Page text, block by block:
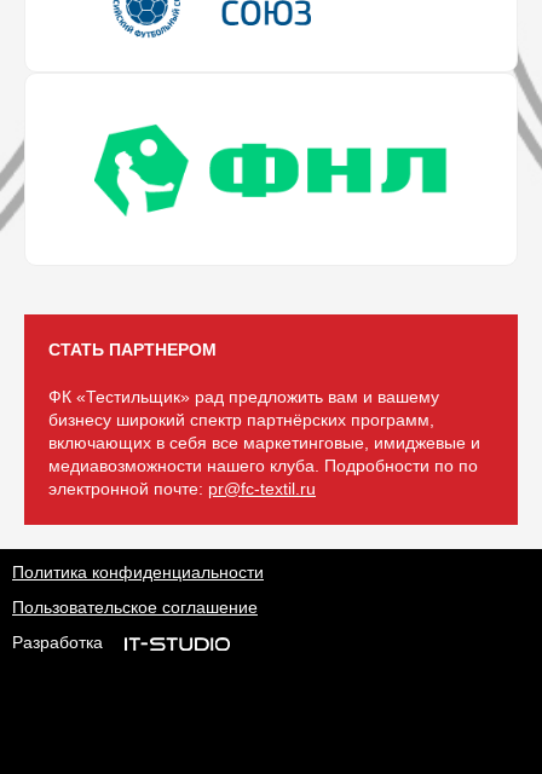
СТАТЬ ПАРТНЕРОМ
ФК «Тестильщик» рад предложить вам и вашему
бизнесу широкий спектр партнёрских программ,
включающих в себя все маркетинговые, имиджевые и
медиавозможности нашего клуба. Подробности по по
электронной почте: pr@fc-textil.ru
Политика конфиденциальности
Пользовательское соглашение
Разработка